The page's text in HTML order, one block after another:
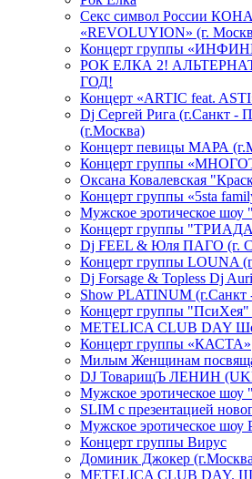
Секс символ России
«REVOLUYION» (г.
Концерт группы
РОК ЕЛКА 2!
ГОД!
Концерт «ARTIC feat.
Dj Сергей Рига (г.Санкт -
(г.Москва)
Концерт певицы МАРА
Концерт группы
Оксана Ковалевская
Концерт группы «5sta
Мужское эротическое шоу
Концерт группы
Dj FEEL & Юля ПАГО (г.
Концерт группы LOUNA
Dj Forsage & Topless Dj
Show PLATINUM (г.Санкт
Концерт группы "ПсиХея"
METELICA CLUB DAY
Концерт группы «КАСТА»
Милым Женщинам
DJ ТоварищЪ ЛЕНИН
Мужское эротическое
SLIM с презентацией
Мужское эротическое шоу
Концерт группы Вирус
Доминик Джокер
METELICA CLUB